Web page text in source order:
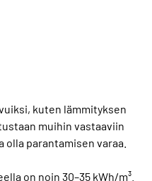
kuten lämmityksen
muihin vastaaviin
parantamisen varaa.
on noin 30–35 kWh/m³.